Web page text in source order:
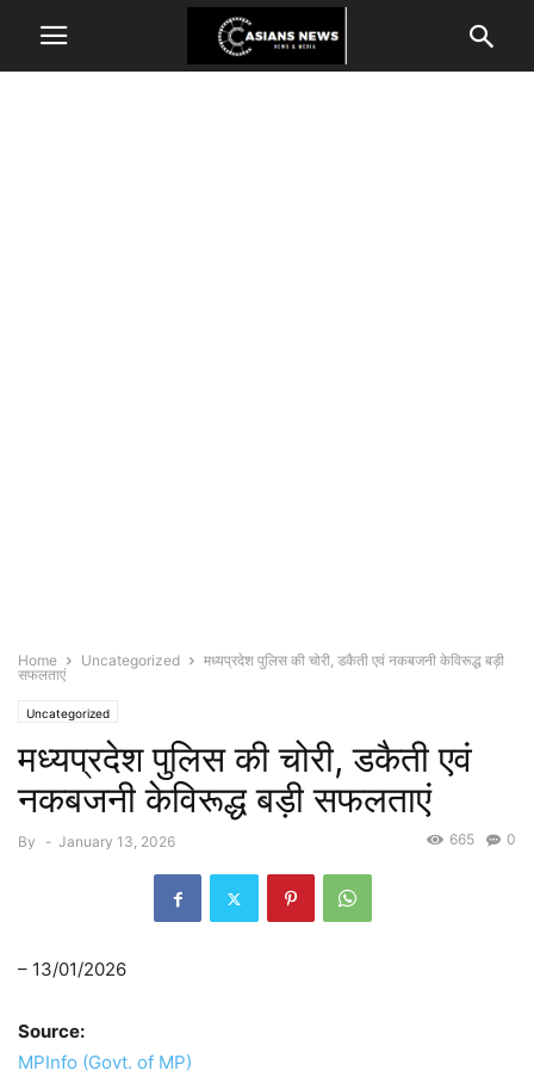
Home Uncategorized
मध्यप्रदेश पुलिस की चोरी, डकैती एवं नकबजनी केविरूद्ध बड़ी
सफलताएं
Uncategorized
मध्यप्रदेश पुलिस की चोरी, डकैती एवं
नकबजनी केविरूद्ध बड़ी सफलताएं
By - January 13, 2026 0
665
– 13/01/2026
Source:
MPInfo (Govt. of MP)